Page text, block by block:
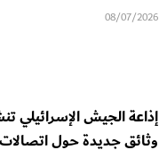
08/07/2026
إذاعة الجيش الإسرائيلي
وثائق جديدة حول اتصالات